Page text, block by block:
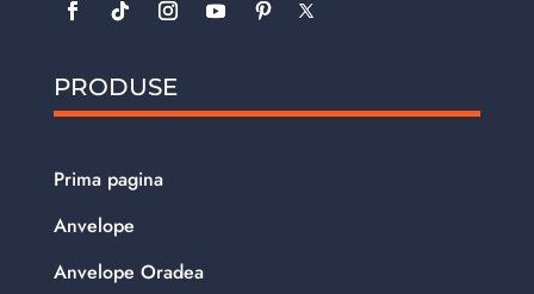
PRODUSE
Prima pagina
Anvelope
Anvelope Oradea